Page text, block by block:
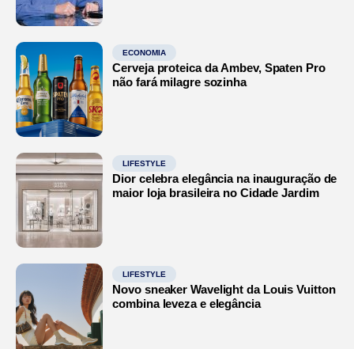
ECONOMIA
Cerveja proteica da Ambev, Spaten Pro
não fará milagre sozinha
LIFESTYLE
Dior celebra elegância na inauguração de
maior loja brasileira no Cidade Jardim
LIFESTYLE
Novo sneaker Wavelight da Louis Vuitton
combina leveza e elegância